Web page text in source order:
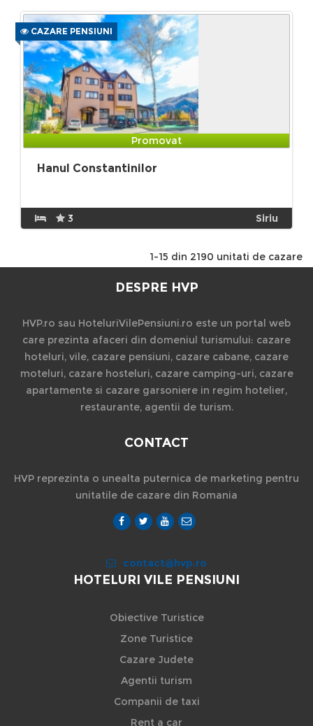
CAZARE PENSIUNI
Promovat
Hanul Constantinilor
3 Siriu
1-15 din 2190 unitati de cazare
DESPRE HVP
HVP.ro sau HoteluriVilePensiuni.ro este un portal web
care prezinta afaceri din domeniul turismului: cazare
hoteluri, vile, cazare pensiuni, cazare cabane, cazare
moteluri, cazare hosteluri, cazare camping-uri, cazare
apartamente si cazare garsoniere in regim hotelier,
restaurante, agentii de turism.
CONTACT
HVP reprezinta o unealta puternica de marketing pentru
unitatile de cazare din Romania
contact@hvp.ro
HOTELURI VILE PENSIUNI
Obiective Turistice
Zone Turistice
Cazare Judete
Agentii turism
Companii de taxi
Rent a car